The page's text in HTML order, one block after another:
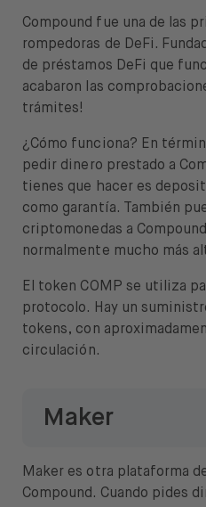
Compound fue una de las
rompedoras de DeFi.
de préstamos DeFi que
acabaron las
trámites!
¿Cómo funciona? En
pedir dinero prestado a
tienes que hacer es
como garantía. También
criptomonedas a
normalmente mucho más
El token COMP se utiliza
protocolo. Hay un
tokens, con
circulación.
Maker
Maker es otra plataforma
Compound. Cuando pides